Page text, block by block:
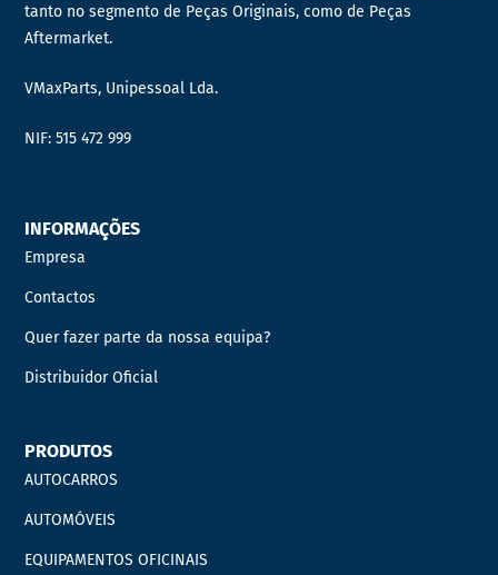
tanto no segmento de Peças Originais, como de Peças
Aftermarket.
VMaxParts, Unipessoal Lda.
NIF: 515 472 999
INFORMAÇÕES
Empresa
Contactos
Quer fazer parte da nossa equipa?
Distribuidor Oficial
PRODUTOS
AUTOCARROS
AUTOMÓVEIS
EQUIPAMENTOS OFICINAIS